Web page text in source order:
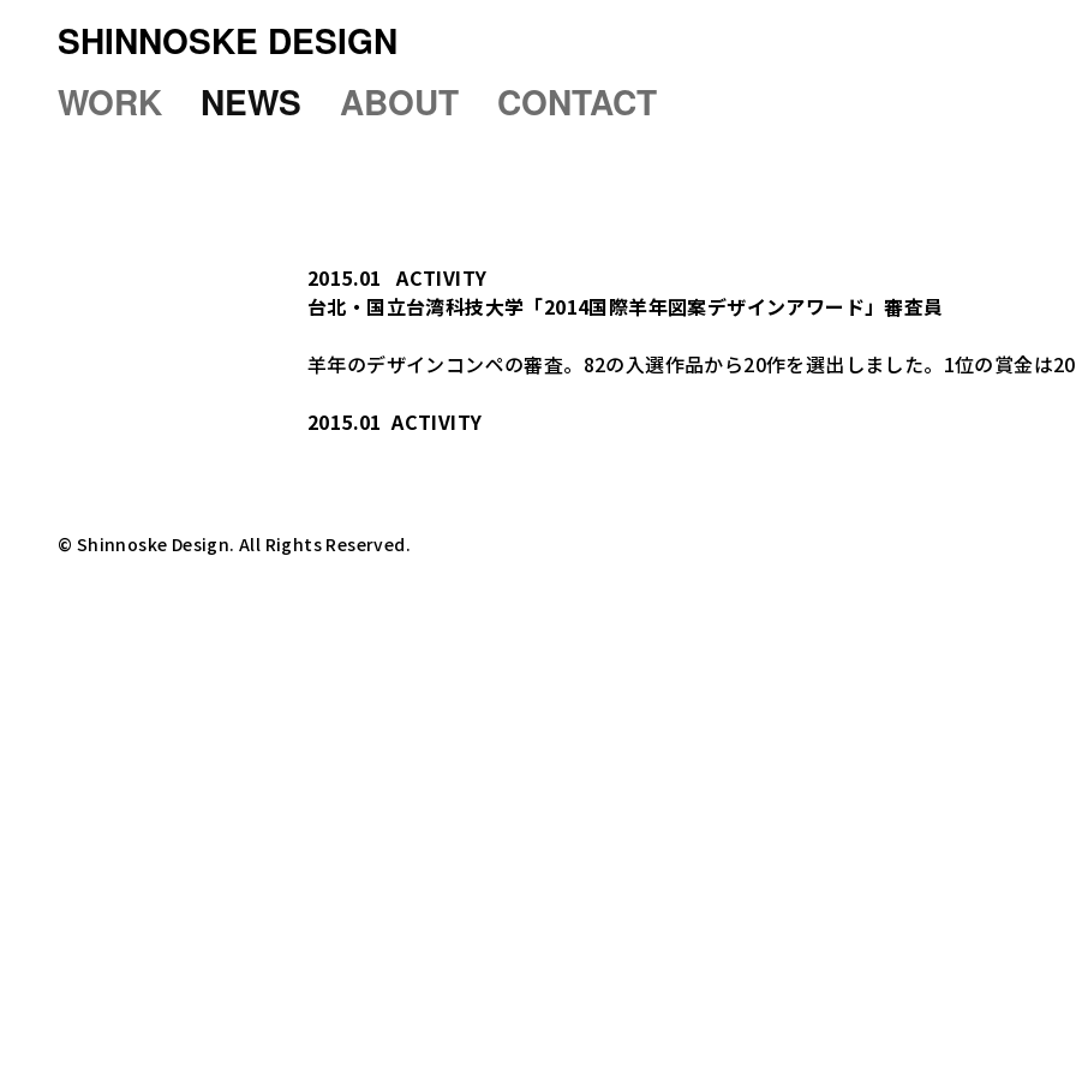
SHINNOSKE DESIGN
WORK
NEWS ABOUT CONTACT
2015.01 ACTIVITY
台北・国立台湾科技大学「2014国際羊年図案デザインアワード」審査員
羊年のデザインコンペの審査。82の入選作品から20作を選出しました。1位の賞金は20
2015.01 ACTIVITY
© Shinnoske Design. All Rights Reserved.